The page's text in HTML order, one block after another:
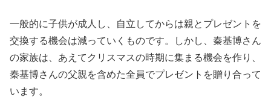
一般的に子供が成人し、自立してからは親とプレゼントを
交換する機会は減っていくものです。しかし、秦基博さん
の家族は、あえてクリスマスの時期に集まる機会を作り、
秦基博さんの父親を含めた全員でプレゼントを贈り合って
います。